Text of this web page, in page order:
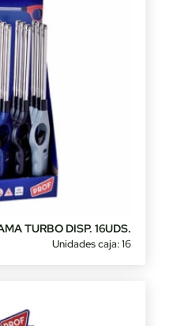
TURBO DISP. 16UDS.
Unidades caja: 16